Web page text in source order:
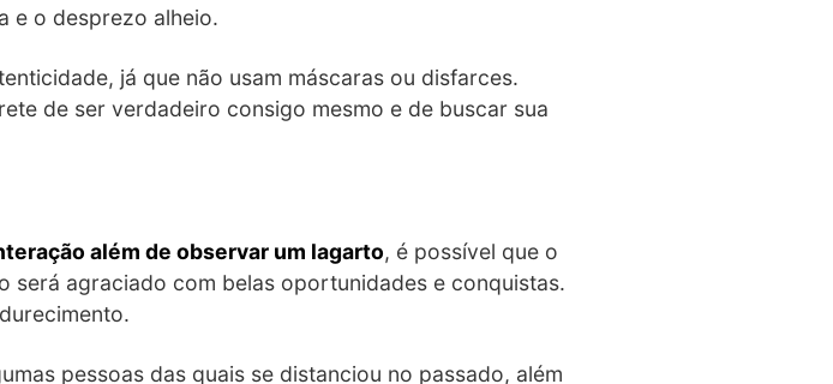
e o desprezo alheio.
já que não usam máscaras ou disfarces.
de ser verdadeiro consigo mesmo e de buscar sua
além de observar um lagarto, é possível que o
será agraciado com belas oportunidades e conquistas.
pessoas das quais se distanciou no passado, além